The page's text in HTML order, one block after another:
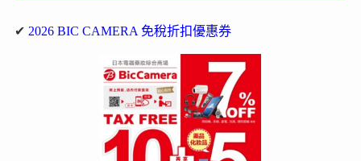
✔ 2026 BIC CAMERA 免稅折扣優惠券